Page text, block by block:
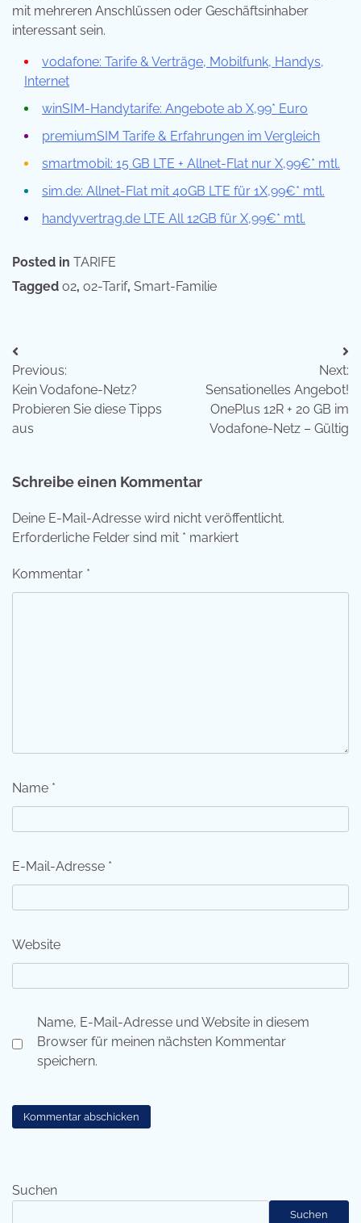
mit mehreren Anschlüssen oder Geschäftsinhaber
interessant sein.
vodafone: Tarife & Verträge, Mobilfunk, Handys,
Internet
winSIM-Handytarife: Angebote ab X,99* Euro
premiumSIM Tarife & Erfahrungen im Vergleich
smartmobil: 15 GB LTE + Allnet-Flat nur X,99€* mtl.
sim.de: Allnet-Flat mit 40GB LTE für 1X,99€* mtl.
handyvertrag.de LTE All 12GB für X,99€* mtl.
Posted in TARIFE
Tagged o2, o2-Tarif, Smart-Familie
Beitragsnavigation
Previous:
Kein Vodafone-Netz?
Probieren Sie diese Tipps
aus
Next:
Sensationelles Angebot!
OnePlus 12R + 20 GB im
Vodafone-Netz – Gültig
Schreibe einen Kommentar
Deine E-Mail-Adresse wird nicht veröffentlicht.
Erforderliche Felder sind mit * markiert
Kommentar *
Name *
E-Mail-Adresse *
Website
Name, E-Mail-Adresse und Website in diesem
Browser für meinen nächsten Kommentar
speichern.
Suchen
Suchen